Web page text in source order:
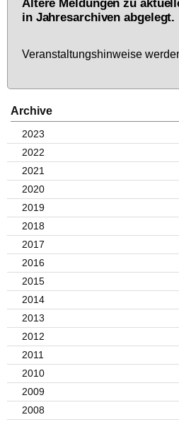
Ältere Meldungen zu
in Jahresarchiven abgelegt.
Ver­an­stal­tungs­hin­wei­se
Archive
2023
2022
2021
2020
2019
2018
2017
2016
2015
2014
2013
2012
2011
2010
2009
2008